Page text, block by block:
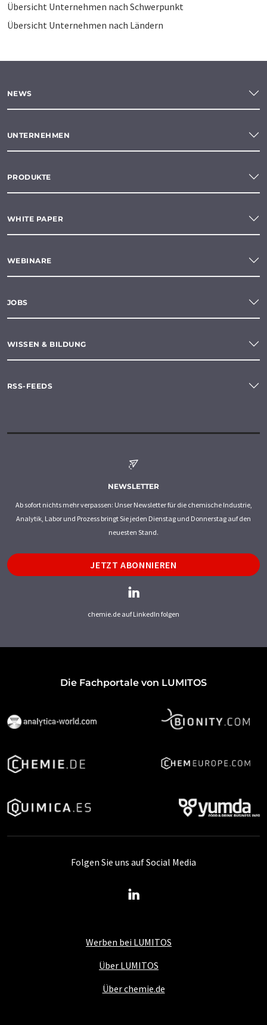
Übersicht Unternehmen nach Schwerpunkt
Übersicht Unternehmen nach Ländern
NEWS
UNTERNEHMEN
PRODUKTE
WHITE PAPER
WEBINARE
JOBS
WISSEN & BILDUNG
RSS-FEEDS
NEWSLETTER
Ab sofort nichts mehr verpassen: Unser Newsletter für die chemische Industrie,
Analytik, Labor und Prozess bringt Sie jeden Dienstag und Donnerstag auf den
neuesten Stand.
JETZT ABONNIEREN
chemie.de auf LinkedIn folgen
Die Fachportale von LUMITOS
Werben bei LUMITOS
Über LUMITOS
Über chemie.de
Folgen Sie uns auf Social Media